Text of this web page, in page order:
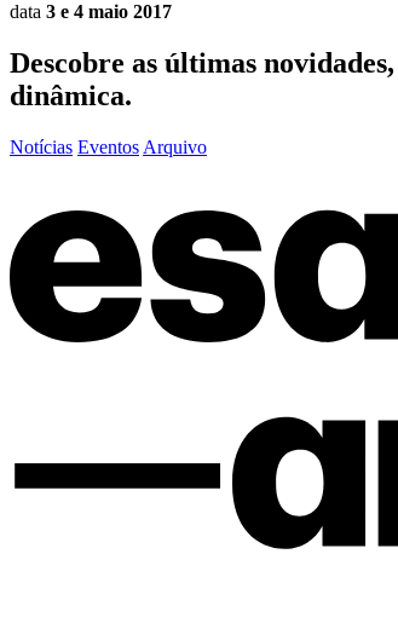
data 3 e 4 maio 2017
Descobre as últimas novidades,
dinâmica.
Notícias Eventos Arquivo